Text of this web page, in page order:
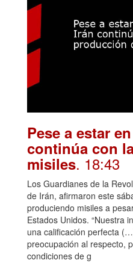
Pese a estar
continúa con
misiles. 18:43
Los Guardianes de la
de Irán, afirmaron este
produciendo misiles a
Estados Unidos. “Nuestra
una calificación perfecta
preocupación al respecto,
condiciones de g